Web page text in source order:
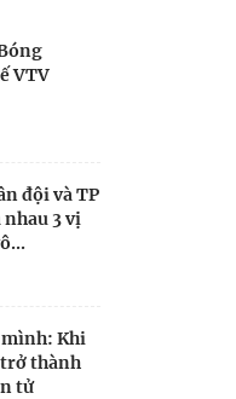
VTV
đội và TP
3 vị
Khi
thành
tử